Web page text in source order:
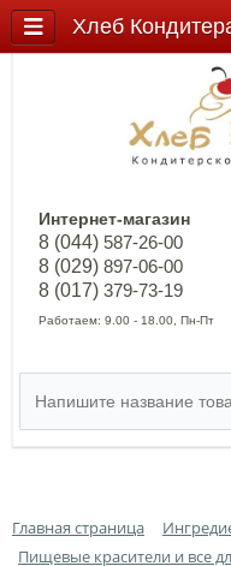
Интернет-магазин
8 (044) 587-26-00
8 (029) 897-06-00
8 (017) 379-73-19
Работаем: 9.00 - 18.00, Пн-Пт
Главная страница
Пищевые красители и все
Хлеб